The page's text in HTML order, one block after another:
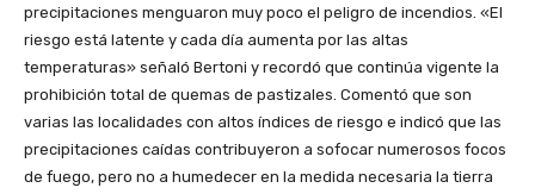
precipitaciones menguaron muy poco el peligro de incendios. «El
riesgo está latente y cada día aumenta por las altas
temperaturas» señaló Bertoni y recordó que continúa vigente la
prohibición total de quemas de pastizales. Comentó que son
varias las localidades con altos índices de riesgo e indicó que las
precipitaciones caídas contribuyeron a sofocar numerosos focos
de fuego, pero no a humedecer en la medida necesaria la tierra